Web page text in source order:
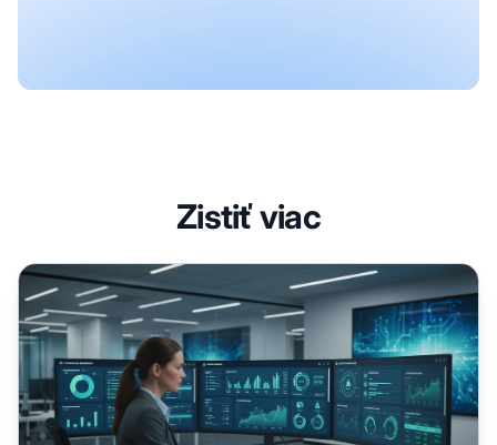
Zistiť viac
Ako sa stať affiliate manažérom? Kompletný sprievodca